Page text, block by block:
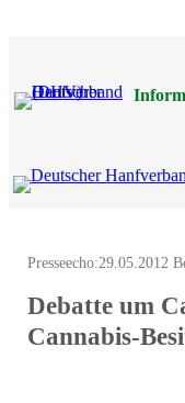
Presseecho:29.05.2012
Debatte um
Cannabis-